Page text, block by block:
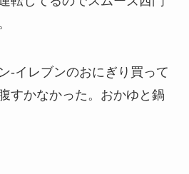
-イレブンのおにぎり買って
すかなかった。おかゆと鍋